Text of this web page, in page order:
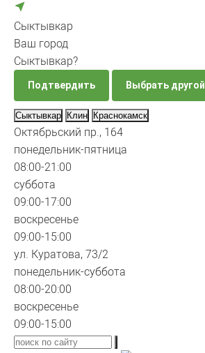
Сыктывкар
Ваш город
Сыктывкар?
Подтвердить Выбрать другой
Сыктывкар Клин Краснокамск
Октябрьский пр., 164
понедельник-пятница
08:00-21:00
суббота
09:00-17:00
воскресенье
09:00-15:00
ул. Куратова, 73/2
понедельник-суббота
08:00-20:00
воскресенье
09:00-15:00